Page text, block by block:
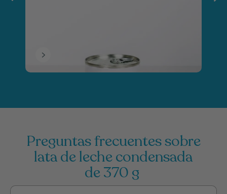
preguntas frecuentes sobre
lata de leche condensada
de 370 g